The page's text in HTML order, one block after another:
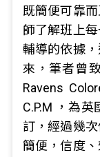
既簡便可靠
師了解班上
輔導的依據
來，筆者曾
Ravens
C.P.M ，為
訂，經過幾
簡便，信度